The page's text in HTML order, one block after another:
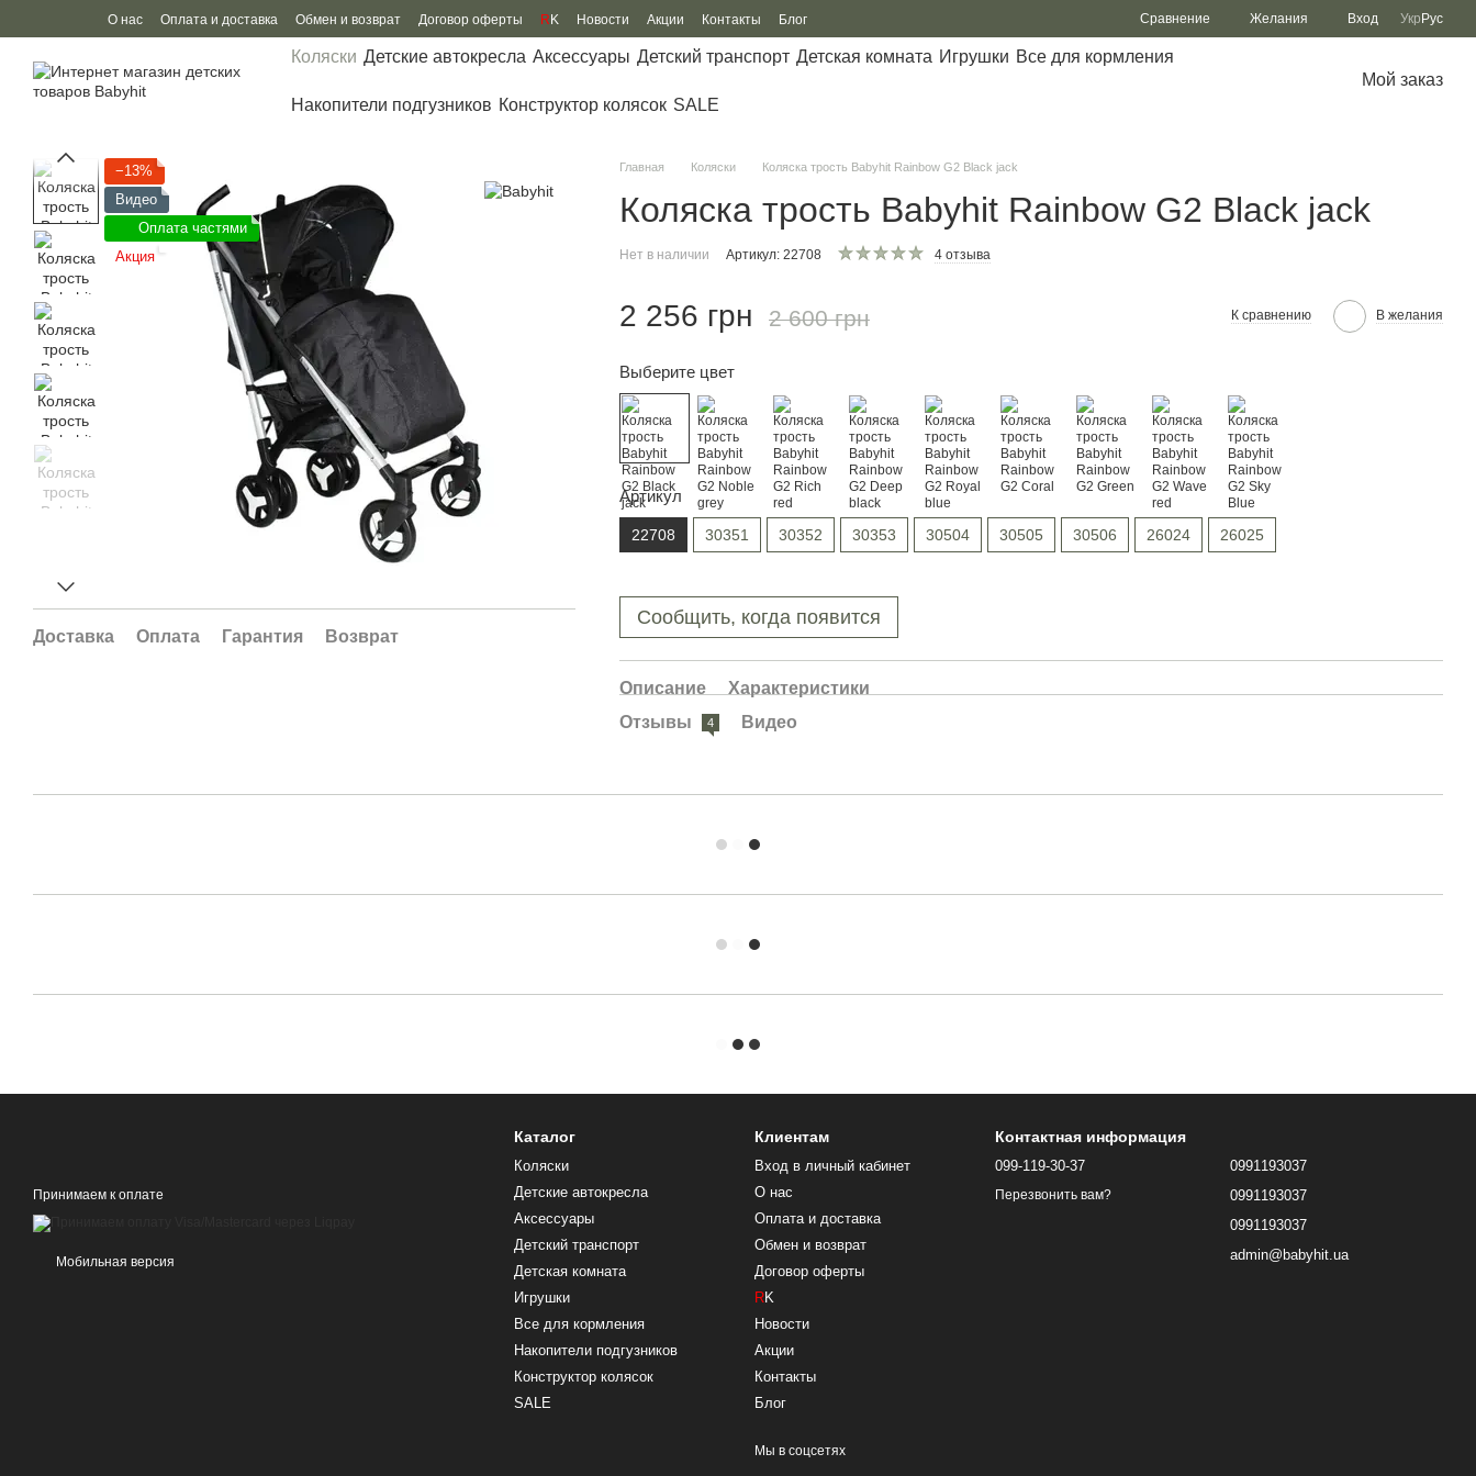
Перейти к основному контенту
О нас Оплата и доставка Обмен и возврат Договор оферты R K Новости Акции Контакты Блог Сравнение Желания Вход Укр Рус
Коляски Детские автокресла Аксессуары Детский транспорт Детская комната Игрушки Все для кормления
Накопители подгузников Конструктор колясок SALE
Мой заказ
−13%
Видео
Оплата частями
Акция
Доставка Оплата Гарантия Возврат
Главная Коляски Коляска трость Babyhit Rainbow G2 Black jack
Коляска трость Babyhit Rainbow G2 Black jack
Нет в наличии Артикул: 22708 4 отзыва
2 256 грн 2 600 грн К сравнению В желания
Выберите цвет
Артикул
22708 30351 30352 30353 30504 30505 30506 26024 26025
Сообщить, когда появится
Описание
Характеристики
Отзывы
4 Видео
Принимаем к оплате
Мобильная версия
Каталог
Коляски
Детские автокресла
Аксессуары
Детский транспорт
Детская комната
Игрушки
Все для кормления
Накопители подгузников
Конструктор колясок
SALE
Клиентам
Вход в личный кабинет
О нас
Оплата и доставка
Обмен и возврат
Договор оферты
RK
Новости
Акции
Контакты
Блог
Мы в соцсетях
Контактная информация
099-119-30-37
Перезвонить вам?
0991193037
0991193037
0991193037
admin@babyhit.ua